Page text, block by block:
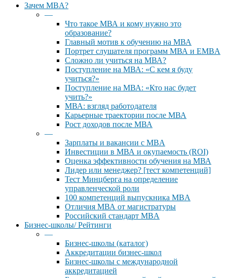
Close
Зачем MBA?
—
Что такое МВА и кому нужно это
образование?
Главный мотив к обучению на МВА
Портрет слушателя программ МВА и EMBA
Сложно ли учиться на МВА?
Поступление на МВА: «С кем я буду
учиться?»
Поступление на МВА: «Кто нас будет
учить?»
МВА: взгляд работодателя
Карьерные траектории после МВА
Рост доходов после МВА
—
Зарплаты и вакансии с MBA
Инвестиции в МВА и окупаемость (ROI)
Оценка эффективности обучения на МВА
Лидер или менеджер? [тест компетенций]
Тест Минцберга на определение
управленческой роли
100 компетенций выпускника MBA
Отличия МВА от магистратуры
Российский стандарт MBA
Бизнес-школы/ Рейтинги
—
Бизнес-школы (каталог)
Аккредитации бизнес-школ
Бизнес-школы с международной
аккредитацией